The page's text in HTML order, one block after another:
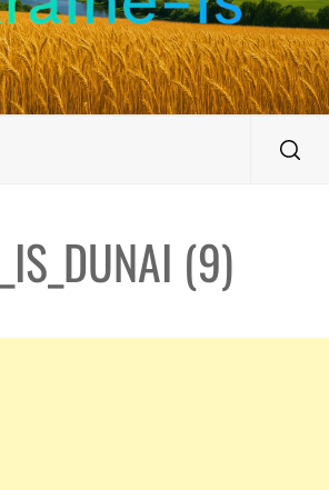
IS
ПО УКРАИНЕ
(9)